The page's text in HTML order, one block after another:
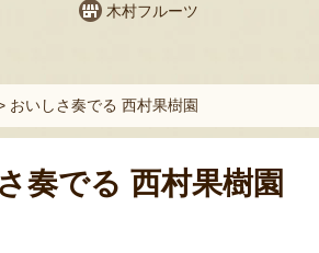
木村フルーツ
おいしさ奏でる 西村果樹園
奏でる 西村果樹園